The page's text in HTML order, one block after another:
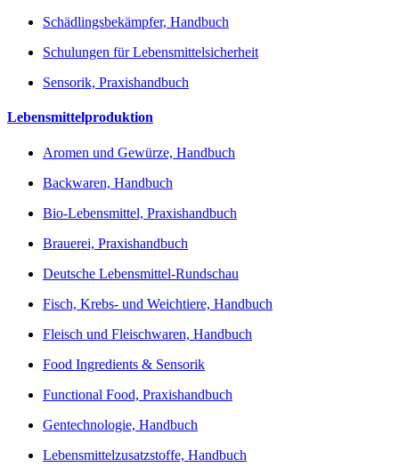
Schädlingsbekämpfer, Handbuch
Schulungen für Lebensmittelsicherheit
Sensorik, Praxishandbuch
Lebensmittelproduktion
Aromen und Gewürze, Handbuch
Backwaren, Handbuch
Bio-Lebensmittel, Praxishandbuch
Brauerei, Praxishandbuch
Deutsche Lebensmittel-Rundschau
Fisch, Krebs- und Weichtiere, Handbuch
Fleisch und Fleischwaren, Handbuch
Food Ingredients & Sensorik
Functional Food, Praxishandbuch
Gentechnologie, Handbuch
Lebensmittelzusatzstoffe, Handbuch